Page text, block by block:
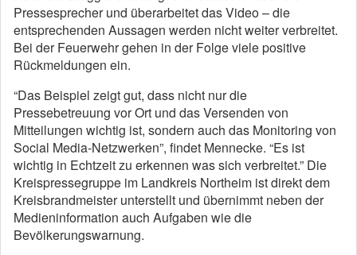
Pressesprecher und überarbeitet das Video – die
entsprechenden Aussagen werden nicht weiter verbreitet.
Bei der Feuerwehr gehen in der Folge viele positive
Rückmeldungen ein.
“Das Beispiel zeigt gut, dass nicht nur die
Pressebetreuung vor Ort und das Versenden von
Mitteilungen wichtig ist, sondern auch das Monitoring von
Social Media-Netzwerken”, findet Mennecke. “Es ist
wichtig in Echtzeit zu erkennen was sich verbreitet.” Die
Kreispressegruppe im Landkreis Northeim ist direkt dem
Kreisbrandmeister unterstellt und übernimmt neben der
Medieninformation auch Aufgaben wie die
Bevölkerungswarnung.